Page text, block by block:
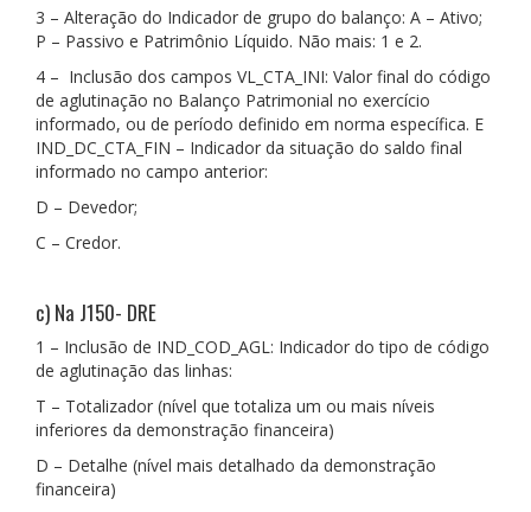
3 – Alteração do Indicador de grupo do balanço: A – Ativo;
P – Passivo e Patrimônio Líquido. Não mais: 1 e 2.
4 – Inclusão dos campos VL_CTA_INI: Valor final do código
de aglutinação no Balanço Patrimonial no exercício
informado, ou de período definido em norma específica. E
IND_DC_CTA_FIN – Indicador da situação do saldo final
informado no campo anterior:
D – Devedor;
C – Credor.
c) Na J150- DRE
1 – Inclusão de IND_COD_AGL: Indicador do tipo de código
de aglutinação das linhas:
T – Totalizador (nível que totaliza um ou mais níveis
inferiores da demonstração financeira)
D – Detalhe (nível mais detalhado da demonstração
financeira)